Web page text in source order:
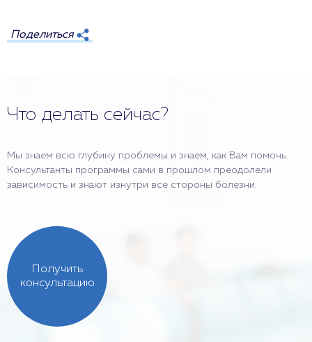
Поделиться
Что делать сейчас?
Мы знаем всю глубину проблемы и знаем, как Вам помочь.
Консультанты программы сами в прошлом преодолели
зависимость и знают изнутри все стороны болезни.
Получить
консультацию